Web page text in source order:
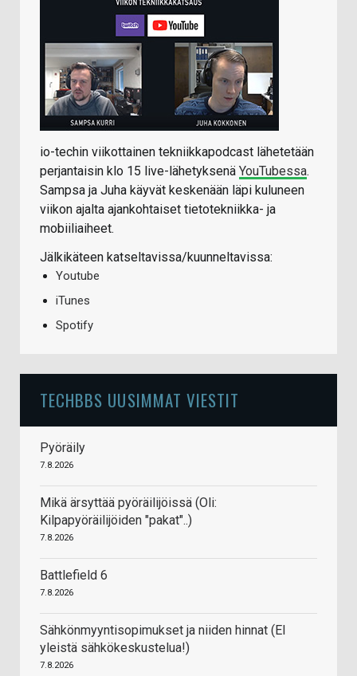
io-techin viikottainen tekniikkapodcast lähetetään
perjantaisin klo 15 live-lähetyksenä YouTubessa.
Sampsa ja Juha käyvät keskenään läpi kuluneen
viikon ajalta ajankohtaiset tietotekniikka- ja
mobiiliaiheet.
Jälkikäteen katseltavissa/kuunneltavissa:
Youtube
iTunes
Spotify
TECHBBS UUSIMMAT VIESTIT
Pyöräily
7.8.2026
Mikä ärsyttää pyöräilijöissä (Oli:
Kilpapyöräilijöiden "pakat"..)
7.8.2026
Battlefield 6
7.8.2026
Sähkönmyyntisopimukset ja niiden hinnat (EI
yleistä sähkökeskustelua!)
7.8.2026